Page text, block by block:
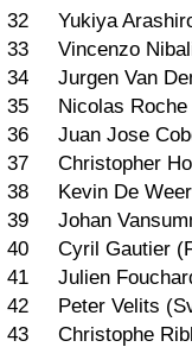
32 Yukiya
33 Vincenzo Nibali
34 Jurgen Van
35 Nicolas Roche
36 Juan Jose
37 Christopher
38 Kevin De Weert
39 Johan
40 Cyril Gautier
41 Julien
42 Peter Velits
43 Christophe